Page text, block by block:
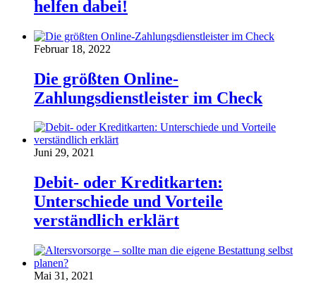
helfen dabei!
Februar 18, 2022
Die größten Online-
Zahlungsdienstleister im Check
Juni 29, 2021
Debit- oder Kreditkarten:
Unterschiede und Vorteile
verständlich erklärt
Mai 31, 2021